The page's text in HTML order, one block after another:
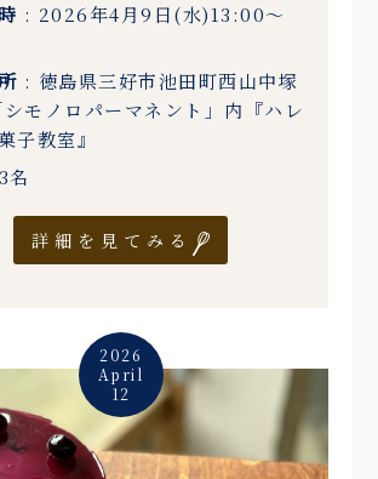
: 2026年4月9日(水)13:00〜
: 徳島県三好市池田町西山中塚
モノロパーマネント」内『ハレ
子教室』
名
詳細を見てみる
2026
April
12